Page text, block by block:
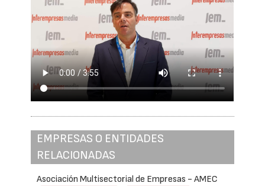
EMPRESAS O ENTIDADES
RELACIONADAS
Asociación Multisectorial de Empresas - AMEC